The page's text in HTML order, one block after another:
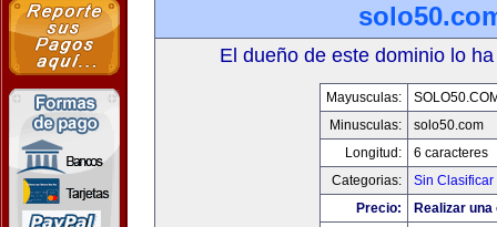
El dueño de este dominio lo
Mayusculas:
Minusculas:
solo50.com
Longitud:
6 caracteres
Categorias:
Sin Clasificar
Precio:
Realizar